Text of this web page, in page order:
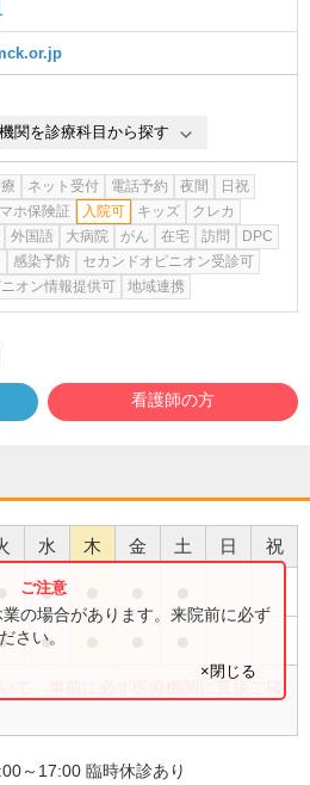
関を診療科目から探す
ネット受付 電話予約 夜間
日祝
ホ保険証 入院可 キッズ
クレカ
外国語 大病院 がん 在宅 訪問
DPC
感染予防
セカンドオピニオン受診可
オン情報提供可
地域連携
看護師の方
水 木 金 土 日 祝
●
● ●
て、事前に必ず医療機関に直接ご確
の場合があります。来院前に必ず
さい。
×閉じる
～17:00 臨時休診あり